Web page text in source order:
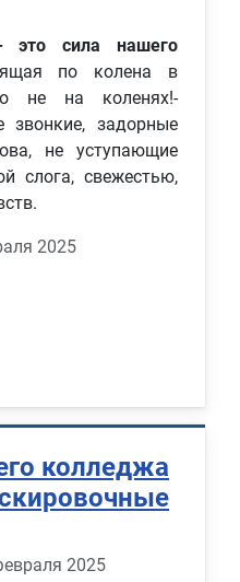
это сила нашего
по колена в
не на коленях!-
звонкие, задорные
не уступающие
слога, свежестью,
2025
колледжа
2025